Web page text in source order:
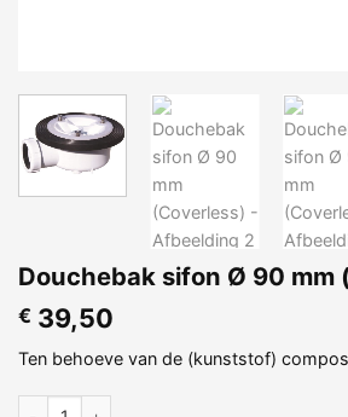
Douchebak sifon Ø 90 mm
€ 39,50
Ten behoeve van de (kunststof)
Douchebak sifon Ø 90 mm (Coverless)